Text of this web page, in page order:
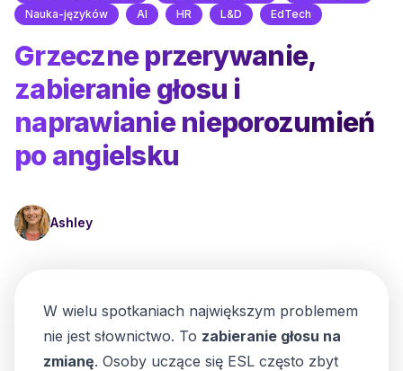
Nauka-języków
AI HR L&D EdTech
Grzeczne przerywanie,
zabieranie głosu i
naprawianie nieporozumień
po angielsku
Ashley
W wielu spotkaniach największym problemem
nie jest słownictwo. To zabieranie głosu na
zmianę. Osoby uczące się ESL często zbyt